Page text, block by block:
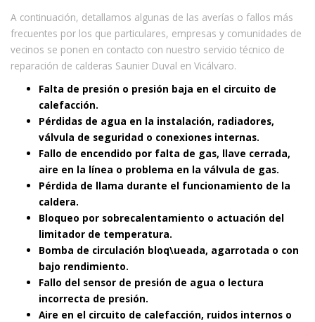
A continuación, detallamos algunas de las averías o fallos más
frecuentes por los que particulares, empresas y comunidades de
vecinos se ponen en contacto con nuestro servicio técnico de
reparación de calderas Saunier Duval en Vicálvaro.
Falta de presión o presión baja en el circuito de
calefacción.
Pérdidas de agua en la instalación, radiadores,
válvula de seguridad o conexiones internas.
Fallo de encendido por falta de gas, llave cerrada,
aire en la línea o problema en la válvula de gas.
Pérdida de llama durante el funcionamiento de la
caldera.
Bloqueo por sobrecalentamiento o actuación del
limitador de temperatura.
Bomba de circulación bloq\ueada, agarrotada o con
bajo rendimiento.
Fallo del sensor de presión de agua o lectura
incorrecta de presión.
Aire en el circuito de calefacción, ruidos internos o